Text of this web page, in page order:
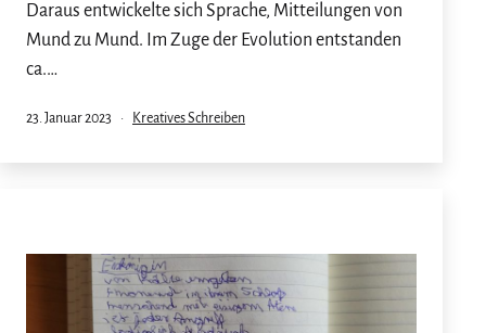
Daraus entwickelte sich Sprache, Mitteilungen von
Mund zu Mund. Im Zuge der Evolution entstanden
ca.…
Veröffentlicht
23. Januar 2023
Kategorisiert
Kreatives Schreiben